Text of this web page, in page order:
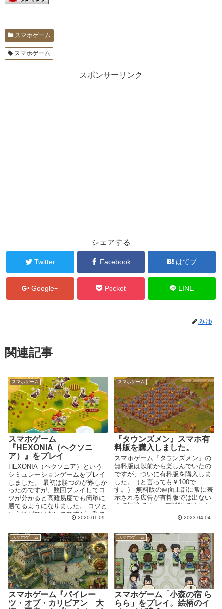
スマホゲーム
スマホゲーム
スポンサーリンク
シェアする
Twitter Facebook はてブ
Google+ Pocket LINE
みゆ
関連記事
スマホゲーム
スマホゲーム
『HEXONIA（ヘクソニ
ア）』をプレイ
HEXONIA（ヘクソニア）という
シミュレーションゲームをプレイ
しました。 最初は勝つのが難しか
ったのですが、数回プレイしてコ
ツが分かると高難易度でも簡単に
勝てるようになりました。 コツと
いうほどではないのですが、私の
2020.01.09
スマホゲーム
『タウンズメン』スマホ有
料版を購入しました。
スマホゲーム『タウンズメン』の
無料版は以前から楽しんでいたの
ですが、ついに有料版を購入しま
した。（と言っても￥100で
す。） 無料版の画面上部に常に表
示される広告が有料版では出ない
ので快適です。 ↑無料版ではこん
2023.04.04
スマホゲーム
スマホゲーム『パイレー
ツ・オブ・カリビアン 大
スマホゲーム
スマホゲーム「小森の宿 ら
らら」をプレイ。絵柄のイ